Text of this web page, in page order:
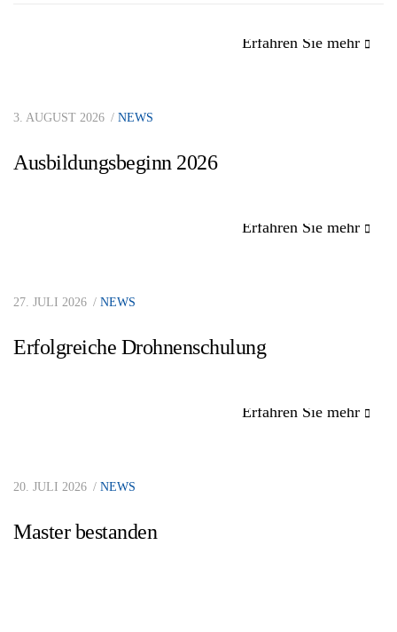
Erfahren Sie mehr
3. AUGUST 2026 NEWS
Ausbildungsbeginn 2026
Erfahren Sie mehr
27. JULI 2026 NEWS
Erfolgreiche Drohnenschulung
Erfahren Sie mehr
20. JULI 2026 NEWS
Master bestanden